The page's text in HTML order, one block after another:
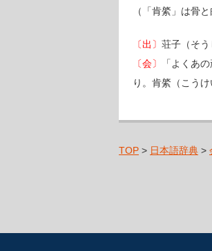
（「肯綮」は骨
〔出〕 荘子（そう
〔会〕
「よくあ
り。肯綮（こう
TOP > 日本語辞典 >